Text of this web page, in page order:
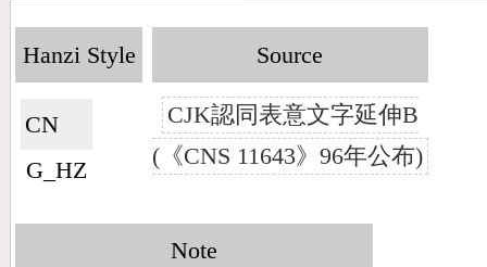
Hanzi Style
CN🇨🇳
G_HZ
Source
CJK認同表意文字延伸B
(《CNS 11643》96年公布)
Note